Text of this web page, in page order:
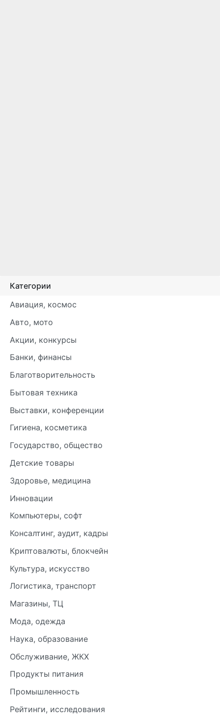
Категории
Авиация, космос
Авто, мото
Акции, конкурсы
Банки, финансы
Благотворительность
Бытовая техника
Выставки, конференции
Гигиена, косметика
Государство, общество
Детские товары
Здоровье, медицина
Инновации
Компьютеры, софт
Консалтинг, аудит, кадры
Криптовалюты, блокчейн
Культура, искусство
Логистика, транспорт
Магазины, ТЦ
Мода, одежда
Наука, образование
Обслуживание, ЖКХ
Продукты питания
Промышленность
Рейтинги, исследования